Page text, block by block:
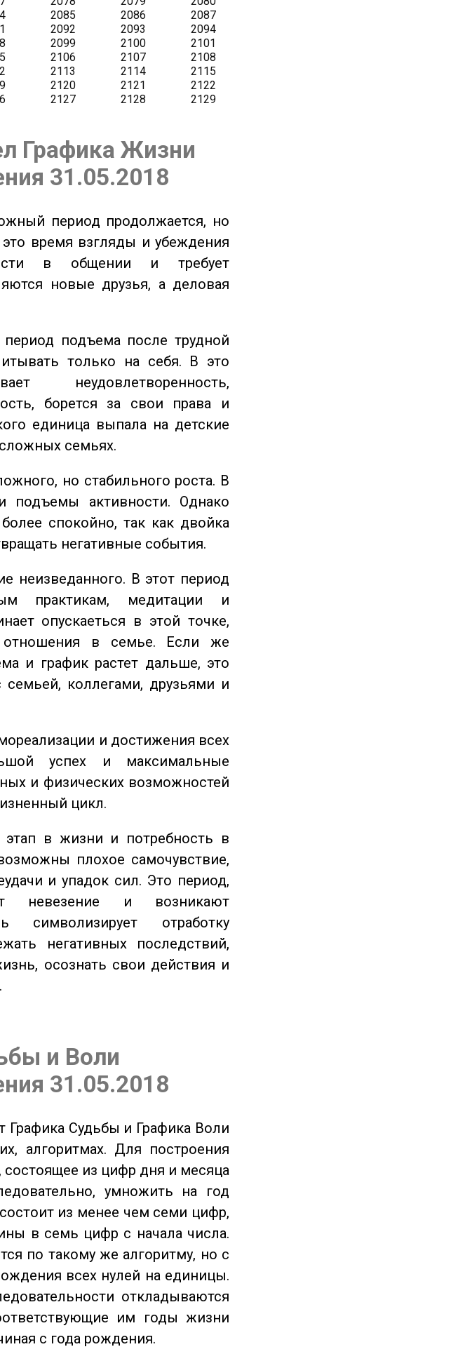
Графика Жизни
31.05.2018
период продолжается, но
время взгляды и убеждения
в общении и требует
новые друзья, а деловая
подъема после трудной
только на себя. В это
неудовлетворенность,
борется за свои права и
единица выпала на детские
семьях.
но стабильного роста. В
подъемы активности. Однако
спокойно, так как двойка
негативные события.
неизведанного. В этот период
практикам, медитации и
опускаеться в этой точке,
отношения в семье. Если же
и график растет дальше, это
семьей, коллегами, друзьями и
и достижения всех
успех и максимальные
и физических возможностей
цикл.
в жизни и потребность в
плохое самочувствие,
и упадок сил. Это период,
невезение и возникают
отработку
негативных последствий,
осознать свои действия и
и Воли
31.05.2018
Графика Судьбы и Графика Воли
алгоритмах. Для построения
из цифр дня и месяца
умножить на год
из менее чем семи цифр,
в семь цифр с начала числа.
по такому же алгоритму, но с
всех нулей на единицы.
откладываются
им годы жизни
с года рождения.